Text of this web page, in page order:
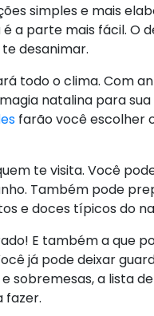
simples e mais
a parte mais fácil. O
desanimar.
todo o clima. Com
natalina para sua
farão você escolher
te visita. Você
Também pode
e doces típicos do
E também a que
já pode deixar
sobremesas, a lista
fazer.